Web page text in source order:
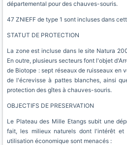
départemental pour des chauves-souris.
47 ZNIEFF de type 1 sont incluses dans
STATUT DE PROTECTION
La zone est incluse dans le site Natura
En outre, plusieurs secteurs font l'objet
de Biotope : sept réseaux de ruisseaux en
de l'écrevisse à pattes blanches, ainsi
protection des gîtes à chauves-souris.
OBJECTIFS DE PRESERVATION
Le Plateau des Mille Etangs subit une
fait, les milieux naturels dont l'intérêt et
utilisation économique sont menacés :